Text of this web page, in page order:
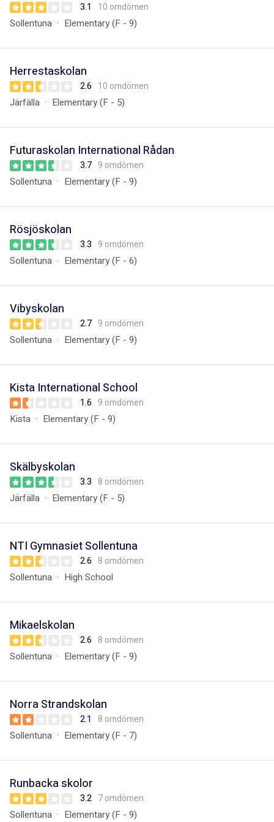
3.1 10 omdömen
Sollentuna Elementary (F - 9)
Herrestaskolan
2.6 10 omdömen
Järfälla Elementary (F - 5)
Futuraskolan International Rådan
3.7 9 omdömen
Sollentuna Elementary (F - 9)
Rösjöskolan
3.3 9 omdömen
Sollentuna Elementary (F - 6)
Vibyskolan
2.7 9 omdömen
Sollentuna Elementary (F - 9)
Kista International School
1.6 9 omdömen
Kista Elementary (F - 9)
Skälbyskolan
3.3 8 omdömen
Järfälla Elementary (F - 5)
NTI Gymnasiet Sollentuna
2.6 8 omdömen
Sollentuna High School
Mikaelskolan
2.6 8 omdömen
Sollentuna Elementary (F - 9)
Norra Strandskolan
2.1 8 omdömen
Sollentuna Elementary (F - 7)
Runbacka skolor
3.2 7 omdömen
Sollentuna Elementary (F - 9)